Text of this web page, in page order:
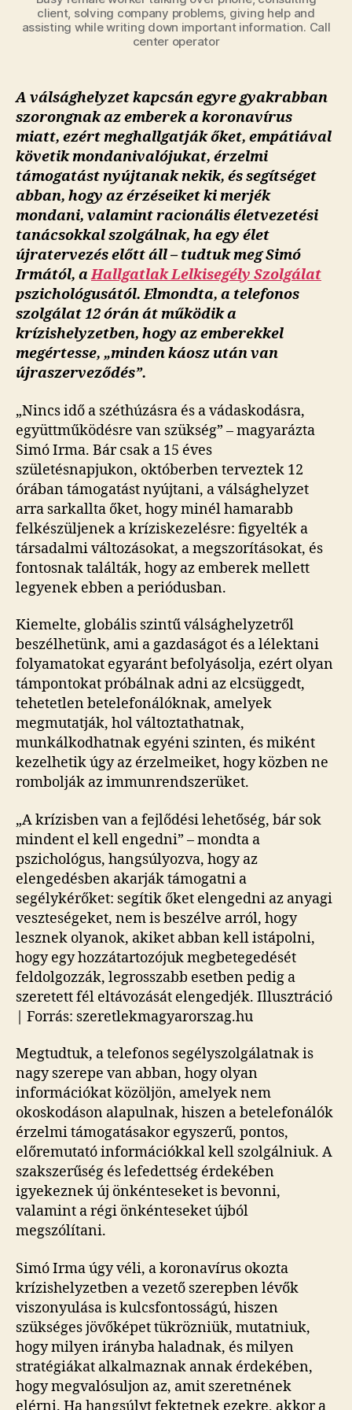
client, solving company problems, giving help and
assisting while writing down important information. Call
center operator
A válsághelyzet kapcsán egyre gyakrabban
szorongnak az emberek a koronavírus
miatt, ezért meghallgatják őket, empátiával
követik mondanivalójukat, érzelmi
támogatást nyújtanak nekik, és segítséget
abban, hogy az érzéseiket ki merjék
mondani, valamint racionális életvezetési
tanácsokkal szolgálnak, ha egy élet
újratervezés előtt áll – tudtuk meg Simó
Irmától, aHallgatlak Lelkisegély Szolgálat
pszichológusától. Elmondta, a telefonos
szolgálat 12 órán át működik a
krízishelyzetben, hogy az emberekkel
megértesse, „minden káosz után van
újraszerveződés”.
„Nincs idő a széthúzásra és a vádaskodásra,
együttműködésre van szükség” – magyarázta
Simó Irma. Bár csak a 15 éves
születésnapjukon, októberben terveztek 12
órában támogatást nyújtani, a válsághelyzet
arra sarkallta őket, hogy minél hamarabb
felkészüljenek a kríziskezelésre: figyelték a
társadalmi változásokat, a megszorításokat, és
fontosnak találták, hogy az emberek mellett
legyenek ebben a periódusban.
Kiemelte, globális szintű válsághelyzetről
beszélhetünk, ami a gazdaságot és a lélektani
folyamatokat egyaránt befolyásolja, ezért olyan
támpontokat próbálnak adni az elcsüggedt,
tehetetlen betelefonálóknak, amelyek
megmutatják, hol változtathatnak,
munkálkodhatnak egyéni szinten, és miként
kezelhetik úgy az érzelmeiket, hogy közben ne
rombolják az immunrendszerüket.
„A krízisben van a fejlődési lehetőség, bár sok
mindent el kell engedni” – mondta a
pszichológus, hangsúlyozva, hogy az
elengedésben akarják támogatni a
segélykérőket: segítik őket elengedni az anyagi
veszteségeket, nem is beszélve arról, hogy
lesznek olyanok, akiket abban kell istápolni,
hogy egy hozzátartozójuk megbetegedését
feldolgozzák, legrosszabb esetben pedig a
szeretett fél eltávozását elengedjék. Illusztráció
| Forrás: szeretlekmagyarorszag.hu
Megtudtuk, a telefonos segélyszolgálatnak is
nagy szerepe van abban, hogy olyan
információkat közöljön, amelyek nem
okoskodáson alapulnak, hiszen a betelefonálók
érzelmi támogatásakor egyszerű, pontos,
előremutató információkkal kell szolgálniuk. A
szakszerűség és lefedettség érdekében
igyekeznek új önkénteseket is bevonni,
valamint a régi önkénteseket újból
megszólítani.
Simó Irma úgy véli, a koronavírus okozta
krízishelyzetben a vezető szerepben lévők
viszonyulása is kulcsfontosságú, hiszen
szükséges jövőképet tükrözniük, mutatniuk,
hogy milyen irányba haladnak, és milyen
stratégiákat alkalmaznak annak érdekében,
hogy megvalósuljon az, amit szeretnének
elérni. Ha hangsúlyt fektetnek ezekre, akkor a